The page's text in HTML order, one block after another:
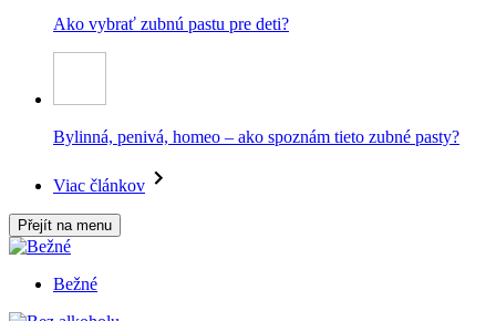
Ako vybrať zubnú pastu pre deti?
Bylinná, penivá, homeo – ako spoznám tieto zubné pasty?
Viac článkov
Přejít na menu
Bežné